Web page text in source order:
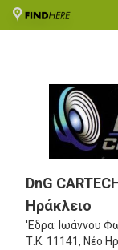
DnG
Ηράκλειο
'Εδρα: Ιωάννου
Τ.Κ. 11141, Νέο